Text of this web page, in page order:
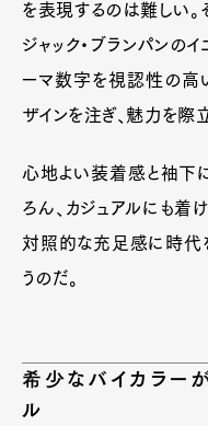
を表現するのは難しい
ジャック・ブランパンの
ーマ数字を視認性の高
ザインを注ぎ、魅力を際
心地よい装着感と袖下
ろん、カジュアルにも着
対照的な充足感に時代
うのだ。
希少なバイカラー
ル